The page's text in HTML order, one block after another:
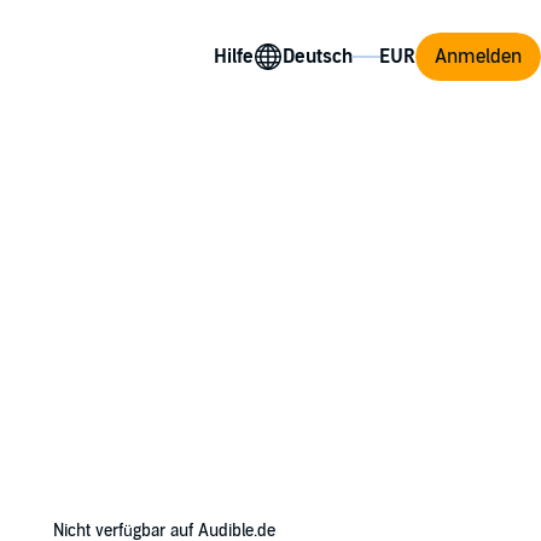
Hilfe Anmelden
Nicht verfügbar auf Audible.de